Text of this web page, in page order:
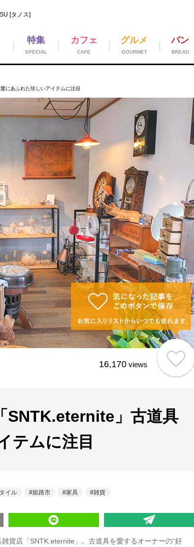
[タノス]
パン
BREAD
グルメ
GOURMET
カフェ
CAFE
特集
SPECIAL
にあふれた珍しいアイテムに注目
16,170views
SNTK.eternite」古道具
テムに注目
イル 姫路市 家具 雑貨
貨店「SNTK.eternite」。古道具を愛するオーナーの“好